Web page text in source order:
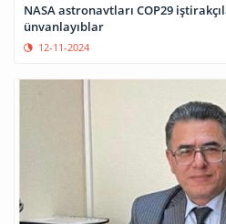
NASA astronavtları COP29
ünvanlayıblar
12-11-2024